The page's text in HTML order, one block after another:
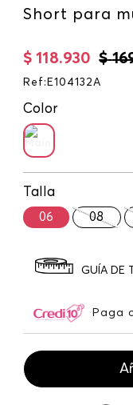
Short para
$
$ 118.930
Ref : E104132A
Color
Talla
06 08
GUÍA DE
Paga